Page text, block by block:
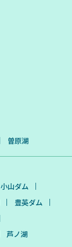
曽原湖
小山ダム
豊英ダム
芦ノ湖